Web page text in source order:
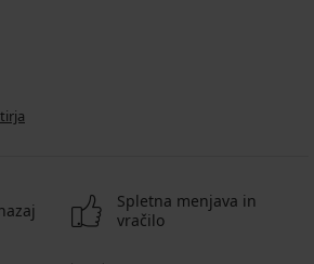
Spletna menjava in
vračilo